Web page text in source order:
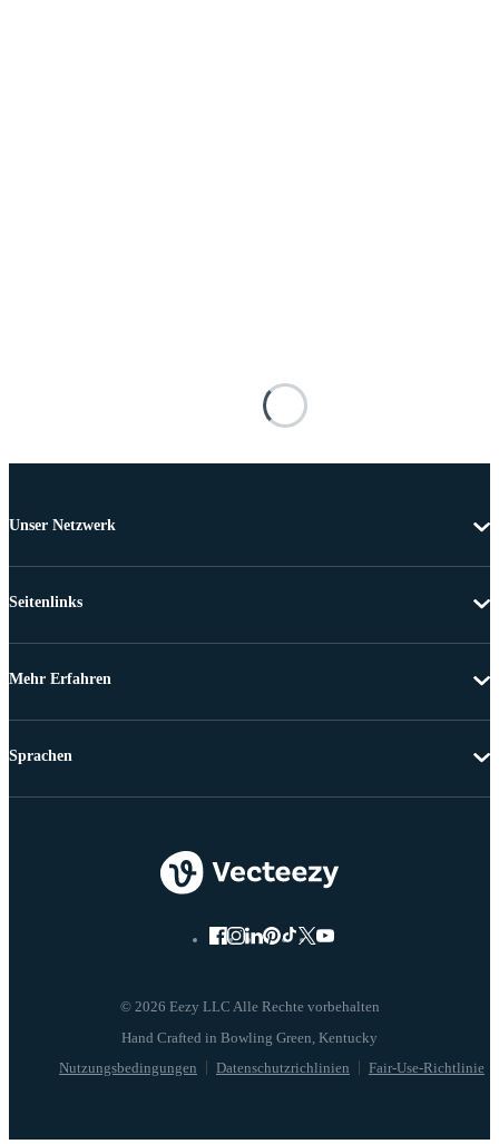
Unser Netzwerk
Seitenlinks
Mehr Erfahren
© 2026 Eezy LLC Alle Rechte vorbehalten
Nutzungsbedingungen Datenschutzrichlinien Fair-Use-Richtlinie
Sprachen